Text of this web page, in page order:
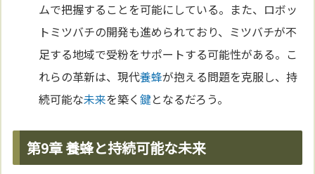
ムで把握することを可能にしている。また、ロボッ
トミツバチの開発も進められており、ミツバチが不
足する地域で受粉をサポートする可能性がある。こ
れらの革新は、現代養蜂が抱える問題を克服し、持
続可能な未来を築く鍵となるだろう。
第9章 養蜂と持続可能な未来